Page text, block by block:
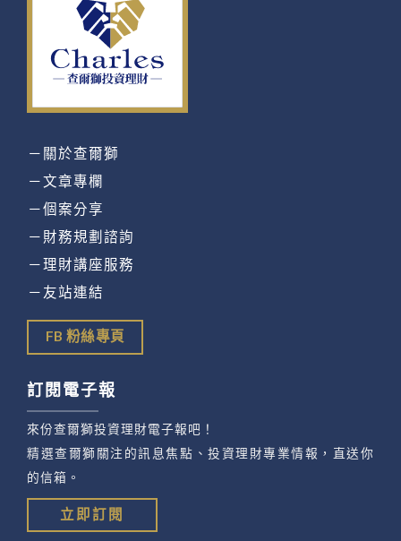
－關於查爾獅
－文章專欄
－個案分享
－財務規劃諮詢
－理財講座服務
－友站連結
FB 粉絲專頁
訂閱電子報
來份查爾獅投資理財電子報吧！
精選查爾獅關注的訊息焦點、投資理財專業情報，直送你
的信箱。
立即訂閱